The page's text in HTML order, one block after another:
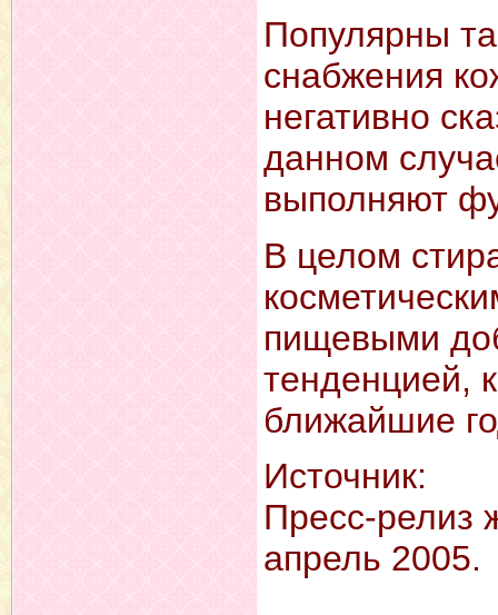
Популярны
снабжения
негативно
данном
выполняют
В целом
пищевыми
тенденцией,
ближайшие
Источник:
Пресс-релиз
апрель 2005.